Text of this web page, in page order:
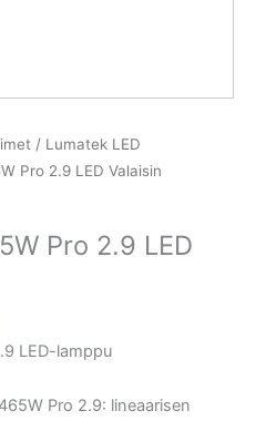
/ Lumatek LED
Pro 2.9 LED Valaisin
Pro 2.9 LED
LED-lamppu
Pro 2.9: lineaarisen